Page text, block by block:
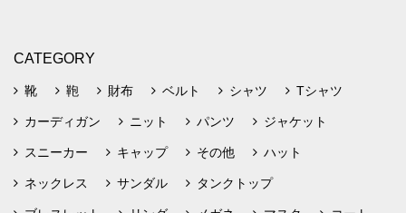
CATEGORY
靴 鞄 財布 ベルト シャツ Tシャツ
カーディガン ニット パンツ ジャケット
スニーカー キャップ その他 ハット
ネックレス サンダル タンクトップ